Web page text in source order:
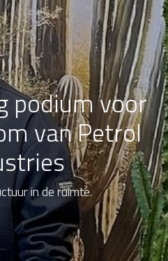
podium voor
van Petrol
in de ruimte.